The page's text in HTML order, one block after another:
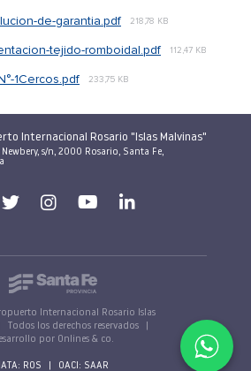
de-garantia.pdf 218,78 KB
tejido-romboidal.pdf 112,47 KB
1Cercos.pdf 233,75 KB
Internacional Rosario "Islas Malvinas"
Newbery, s/n, 2000 Rosario, Santa Fe,
Internacional Rosario Islas
Todos los derechos reservados
por Onlines & co.
IATA: ROS OACI: SAAR